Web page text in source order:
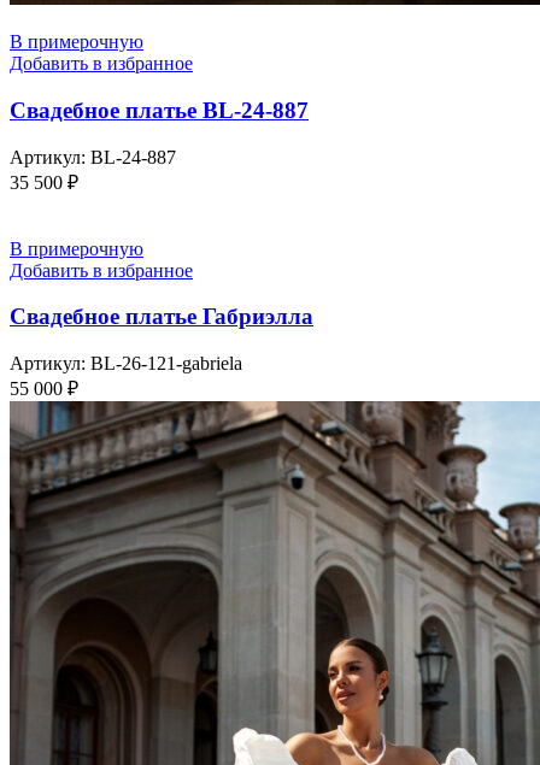
В примерочную
Добавить в избранное
Свадебное платье BL-24-887
Артикул: BL-24-887
35 500 ₽
В примерочную
Добавить в избранное
Свадебное платье Габриэлла
Артикул: BL-26-121-gabriela
55 000 ₽